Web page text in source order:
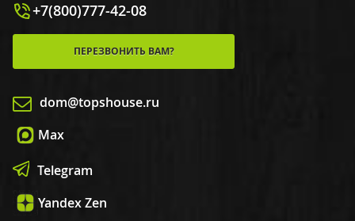
+7(800)777-42-08
ПЕРЕЗВОНИТЬ ВАМ?
dom@topshouse.ru
Max
Telegram
Yandex Zen